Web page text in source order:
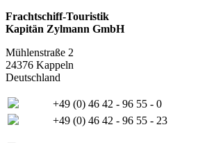
Frachtschiff-Touristik
Kapitän Zylmann GmbH
Mühlenstraße 2
24376 Kappeln
Deutschland
+49 (0) 46 42 - 96 55 - 0
+49 (0) 46 42 - 96 55 - 23